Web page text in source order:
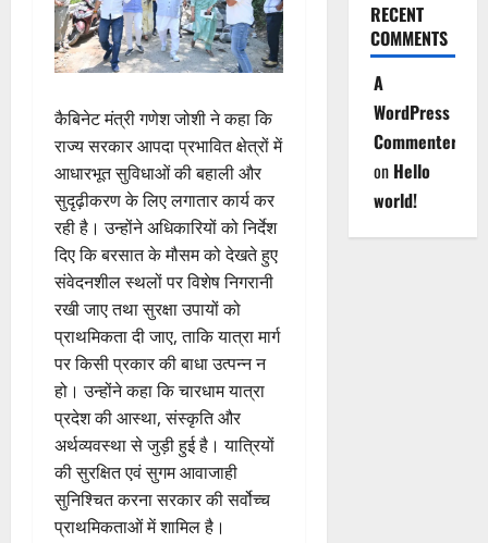
कैबिनेट मंत्री गणेश जोशी ने कहा कि
राज्य सरकार आपदा प्रभावित क्षेत्रों में
आधारभूत सुविधाओं की बहाली और
सुदृढ़ीकरण के लिए लगातार कार्य कर
रही है। उन्होंने अधिकारियों को निर्देश
दिए कि बरसात के मौसम को देखते हुए
संवेदनशील स्थलों पर विशेष निगरानी
रखी जाए तथा सुरक्षा उपायों को
प्राथमिकता दी जाए, ताकि यात्रा मार्ग
पर किसी प्रकार की बाधा उत्पन्न न
हो। उन्होंने कहा कि चारधाम यात्रा
प्रदेश की आस्था, संस्कृति और
अर्थव्यवस्था से जुड़ी हुई है। यात्रियों
की सुरक्षित एवं सुगम आवाजाही
सुनिश्चित करना सरकार की सर्वोच्च
प्राथमिकताओं में शामिल है।
RECENT
COMMENTS
A
WordPress
Commenter
on Hello
world!